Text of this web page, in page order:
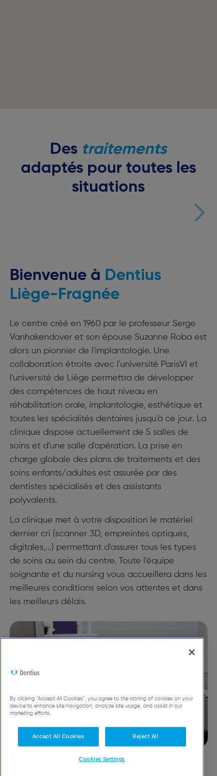
Des traitements
adaptés pour toutes les
situations
Bienvenue à Dentius
Liège-Fragnée
Le centre créé en 1960 par le professeur Serge
Vanhakendover et son épouse Suzanne Roba est
alors un pionnier de l'implantologie. Une
collaboration étroite avec l'université ParisVI et
l'université de Liège permettra de développer
des compétences de haut niveau en
réhabilitation orale, implantologie, esthétique et
toutes les spécialités dentaires jusqu'à ce jour. La
clinique dispose actuellement de 5 salles de
soins et d'une salle d'opération. La prise en
charge globale des plans de traitements et des
soins enfants/adultes est assurée par des
dentistes spécialisés et des assistants
polyvalents.
La clinique met à votre disposition le matériel
dernier cri (scanner 3D, empreintes optiques,
digitales,...) permettant d'assurer tous les types
de soins au sein du centre. Toute l'équipe
soignante et du nursing vous accueillera dans les
meilleures conditions selon vos attentes et dans
les meilleurs délais.
By clicking “Accept All Cookies”, you agree to the storing of cookies on your
device to enhance site navigation, analyze site usage, and assist in our
marketing efforts.
Accept All Cookies Reject All
Cookies Settings